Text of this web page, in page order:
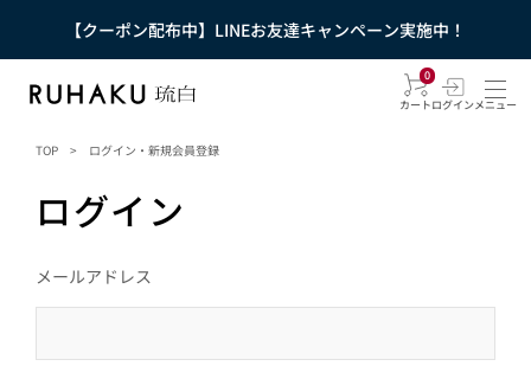
【クーポン配布中】LINEお友達キャンペーン実施中！
0
カートログインメニュー
TOP > ログイン・新規会員登録
ログイン
メールアドレス